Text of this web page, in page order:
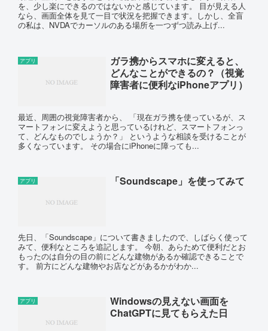
を、少し楽にできるのではないかと感じています。 目が見える人
なら、画面全体を見て一目で状況を把握できます。しかし、全盲
の私は、NVDAでカーソルのある場所を一つずつ読み上げ...
アプリ
ガラ携からスマホに変えると、
どんなことができるの？（視覚
障害者に便利なiPhoneアプリ）
最近、周囲の視覚障害者から、 「現在ガラ携を使っているが、ス
マートフォンに変えようと思っているけれど、スマートフォンっ
て、どんなものでしょうか？」 というような相談を受けることが
多くなっています。 その場合にiPhoneに障っても...
アプリ 「Soundscape」を使ってみて
先日、「Soundscape」について書きましたので、しばらく使って
みて、便利なところを追記します。 今朝、あらためて便利だとお
もったのは自分の目の前にどんな建物があるか確認できることで
す。 前方にどんな建物やお店などがあるかがわか...
アプリ
Windowsの見えない画面を
ChatGPTに見てもらえた日